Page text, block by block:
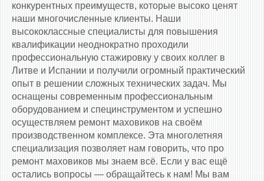
конкурентных преимуществ, которые высоко ценят
наши многочисленные клиенты. Наши
высококлассные специалисты для повышения
квалификации неоднократно проходили
профессиональную стажировку у своих коллег в
Литве и Испании и получили огромный практический
опыт в решении сложных технических задач. Мы
оснащены современным профессиональным
оборудованием и специнструментом и успешно
осуществляем ремонт маховиков на своём
производственном комплексе. Эта многолетняя
специализация позволяет нам говорить, что про
ремонт маховиков мы знаем всё. Если у вас ещё
остались вопросы — обращайтесь к нам! Мы вам